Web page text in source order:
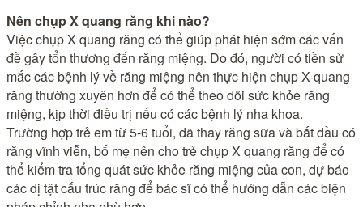
Nên chụp X quang răng khi nào?
Việc chụp X quang răng có thể giúp phát hiện sớm các vấn
đề gây tổn thương đến răng miệng. Do đó, người có tiền sử
mắc các bệnh lý về răng miệng nên thực hiện chụp X-quang
răng thường xuyên hơn để có thể theo dõi sức khỏe răng
miệng, kịp thời điều trị nếu có các bệnh lý nha khoa.
Trường hợp trẻ em từ 5-6 tuổi, đã thay răng sữa và bắt đầu có
răng vĩnh viễn, bố mẹ nên cho trẻ chụp X quang răng để có
thể kiểm tra tổng quát sức khỏe răng miệng của con, dự báo
các dị tật cấu trúc răng để bác sĩ có thể hướng dẫn các biện